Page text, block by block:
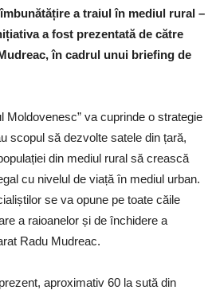
a traiul în mediul rural –
a fost prezentată de către
în cadrul unui briefing de
Moldovenesc” va cuprinde o strategie
scopul să dezvolte satele din țară,
din mediul rural să crească
cu nivelul de viață în mediul urban.
se va opune pe toate căile
a raioanelor și de închidere a
Radu Mudreac.
aproximativ 60 la sută din